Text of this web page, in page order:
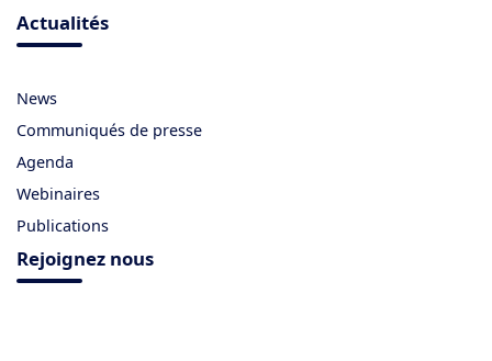
Actualités
News
Communiqués de presse
Agenda
Webinaires
Publications
Rejoignez nous